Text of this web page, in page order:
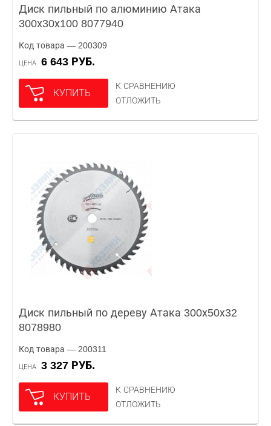
Диск пильный по алюминию Атака
300х30х100 8077940
Код товара — 200309
ЦЕНА 6 643 РУБ.
КУПИТЬ
К СРАВНЕНИЮ
ОТЛОЖИТЬ
Диск пильный по дереву Атака 300х50х32
8078980
Код товара — 200311
ЦЕНА 3 327 РУБ.
КУПИТЬ
К СРАВНЕНИЮ
ОТЛОЖИТЬ